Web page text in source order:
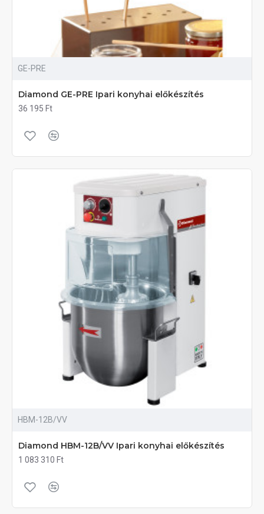
GE-PRE
Diamond GE-PRE Ipari konyhai előkészítés
36 195 Ft
HBM-12B/VV
Diamond HBM-12B/VV Ipari konyhai előkészítés
1 083 310 Ft